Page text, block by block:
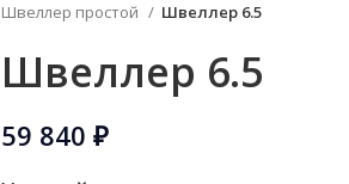
Швеллер простой
Швеллер 6.5
Швеллер 6.5
59 840 ₽